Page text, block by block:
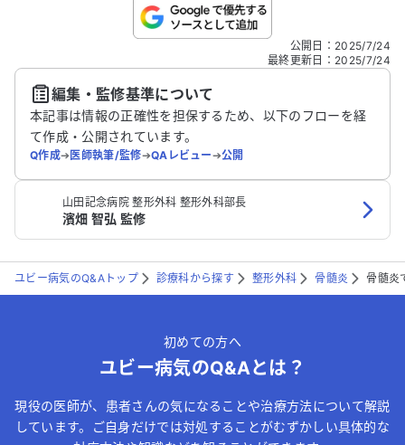
こちらは送信専用のフォームです。氏名やご自身の病気の詳細な
送信する
公開日 ： 2025/7/24
最終更新日 ： 2025/7/24
編集・監修基準について
本記事は情報の正確性を担保するため、以下のフローを経
て作成・公開されています。
Q作成➔医師執筆/監修➔QAレビュー➔公開
山田記念病院 整形外科 整形外科部長
濱畑 智弘 監修
ユビー病気のQ&Aトップ 診療科から探す 整形外科 骨髄炎 骨髄炎
初めての方へ
ユビー病気のQ&Aとは？
現役の医師が、患者さんの気になることや治療方法について解説
しています。ご自身だけでは対処することがむずかしい具体的な